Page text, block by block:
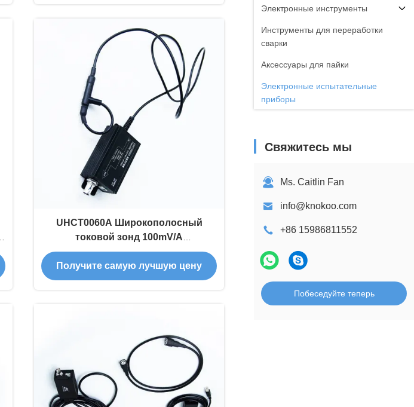
Электронные инструменты
Инструменты для переработки
сварки
Аксессуары для пайки
Электронные испытательные
приборы
Свяжитесь мы
Ms. Caitlin Fan
info@knokoo.com
+86 15986811552
Побеседуйте теперь
UHCT0060A Широкополосный
токовой зонд 100mV/A
Чувствительность для анализа
разряда конденсатора
Промышленный класс
Получите самую лучшую цену